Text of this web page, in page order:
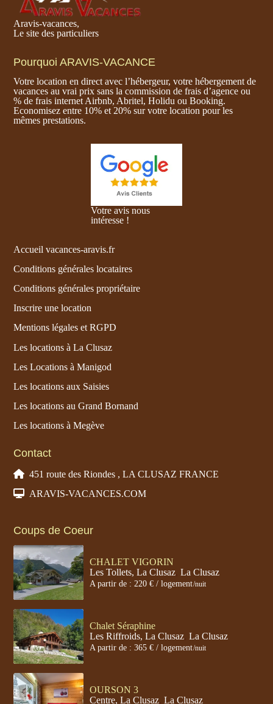
Aravis-vacances,
Le site des particuliers
Pourquoi ARAVIS-VACANCE
Votre location en direct avec l’hébergeur, votre hébergement de
vacances au vrai prix sans la commission de frais d’agence ou
% de frais internet Airbnb, Abritel, Holidu ou Booking.
Economisez entre 10% et 20% sur votre location pour les
mêmes prestations.
Votre avis nous
intéresse !
Accueil vacances-aravis.fr
Conditions générales locataires
Conditions générales propriétaire
Inscrire une location
Mentions légales et RGPD
Les locations à La Clusaz
Les Locations à Manigod
Les locations aux Saisies
Les locations au Grand Bornand
Les locations à Megève
Contact
451 route des Riondes , LA CLUSAZ FRANCE
ARAVIS-VACANCES.COM
Coups de Coeur
CHALET VIGORIN
Les Tollets, La Clusaz, La Clusaz
A partir de : 220 € / logement/nuit
Chalet Séraphine
Les Riffroids, La Clusaz, La Clusaz
A partir de : 365 € / logement/nuit
OURSON 3
Centre, La Clusaz, La Clusaz